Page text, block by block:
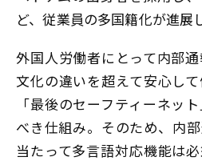
ど、従業員の多国籍化が進展
外国人労働者にとって内部
文化の違いを超えて安心し
「最後のセーフティーネッ
べき仕組み。そのため、内
当たって多言語対応機能は